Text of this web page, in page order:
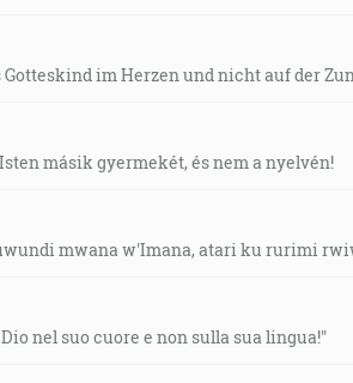
im Herzen und nicht auf der
másik gyermekét, és nem a nyelvén!
mwana w'Imana, atari ku rurimi
nel suo cuore e non sulla sua lingua!"